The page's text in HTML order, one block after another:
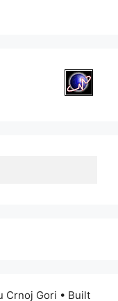
Crnoj Gori • Built